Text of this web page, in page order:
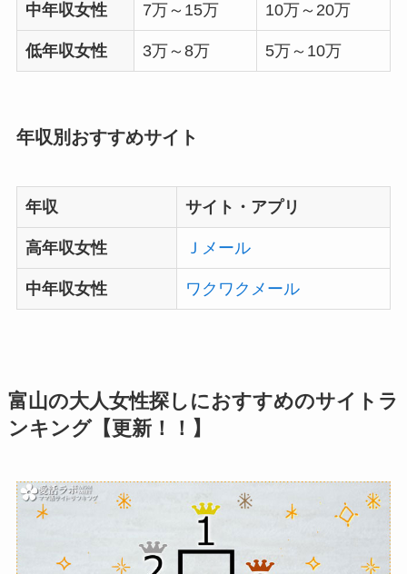
中年収女性 7万～15万 10万～20万
低年収女性 3万～8万 5万～10万
年収別おすすめサイト
年収 サイト・アプリ
高年収女性 Ｊメール
中年収女性 ワクワクメール
富山の大人女性探しにおすすめのサイトラ
ンキング【更新！！】